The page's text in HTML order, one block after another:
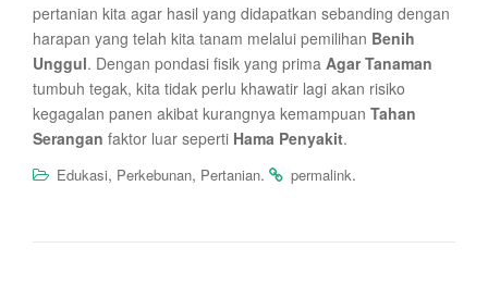
pertanian kita agar hasil yang didapatkan sebanding dengan
harapan yang telah kita tanam melalui pemilihan Benih
Unggul. Dengan pondasi fisik yang prima Agar Tanaman
tumbuh tegak, kita tidak perlu khawatir lagi akan risiko
kegagalan panen akibat kurangnya kemampuan Tahan
Serangan faktor luar seperti Hama Penyakit.
Edukasi, Perkebunan, Pertanian. permalink.